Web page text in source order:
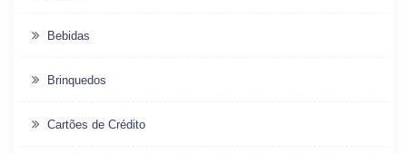
Bebidas
Brinquedos
Cartões de Crédito